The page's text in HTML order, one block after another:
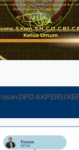
DPD AKPERSI